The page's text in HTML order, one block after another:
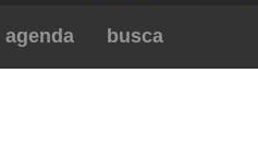
agenda busca